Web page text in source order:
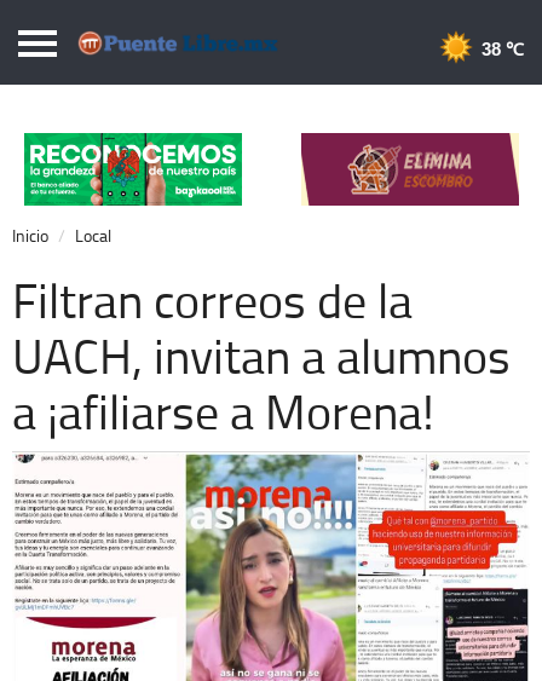
Puentelibre.mx
Local
Nacional
Opinión
Cronos
Economía
Espectáculos
Deportes
Extra +
38 ℃
Inicio Local
Filtran correos de la
UACH, invitan a alumnos
a ¡afiliarse a Morena!